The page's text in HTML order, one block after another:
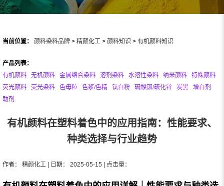
当前位置： 颜料染料品牌 > 精颜化工 > 颜料知识 > 有机颜料知识
产品列表：
有机颜料
无机颜料 金属络合染料 溶剂染料 水溶性染料 纳米颜料
特殊颜料
荧光颜料
荧光染料 色母粒 色浆/色精 钛白粉 硫酸钡/硫化锌 炭黑
增白剂
助剂
有机颜料在塑料着色中的应用指南：性能要求、
种类选择与行业趋势
作者： 精颜化工 | 日期： 2025-05-15 | 点击量：